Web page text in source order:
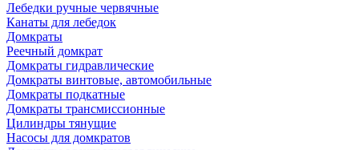
Лебедки ручные червячные
Канаты для лебедок
Домкраты
Реечный домкрат
Домкраты гидравлические
Домкраты винтовые, автомобильные
Домкраты подкатные
Домкраты трансмиссионные
Цилиндры тянущие
Насосы для домкратов